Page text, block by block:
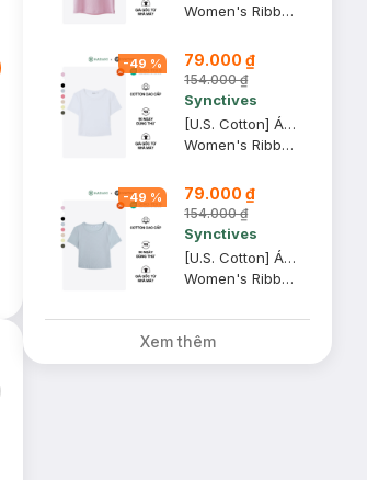
Women's Ribbed Regular Fit Tank Top
-49 % 79.000 ₫
154.000 ₫
Synctives
[U.S. Cotton] Áo Croptop Nữ Synctives Slim Fit, Trắng, XS - CWTS0014
Women's Ribbed Cropped Fitted T-shirt
-49 % 79.000 ₫
154.000 ₫
Synctives
[U.S. Cotton] Áo Croptop Nữ Synctives Slim Fit, Xám Nhạt, XS - CWTS0014
Women's Ribbed Cropped Fitted T-shirt
Xem thêm